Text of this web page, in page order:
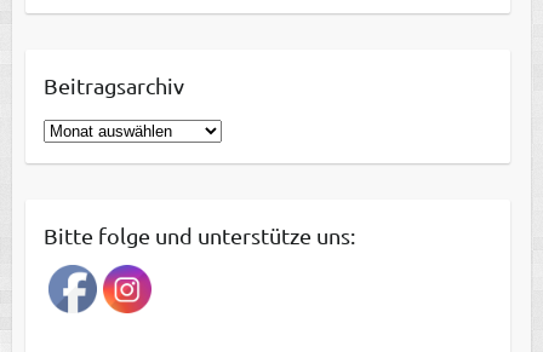
Beitragsarchiv
B
e
r
a
g
Bitte folge und unterstütze uns: